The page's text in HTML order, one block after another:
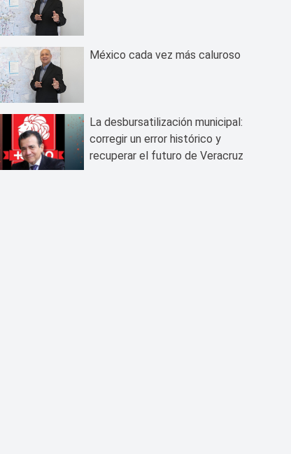
México cada vez más caluroso
La desbursatilización municipal:
corregir un error histórico y
recuperar el futuro de Veracruz